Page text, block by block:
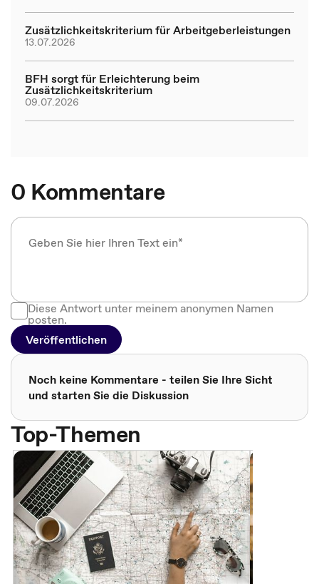
Zusätzlichkeitskriterium für Arbeitgeberleistungen
13.07.2026
BFH sorgt für Erleichterung beim
Zusätzlichkeitskriterium
09.07.2026
0 Kommentare
Diese Antwort unter meinem anonymen Namen
posten.
Veröffentlichen
Noch keine Kommentare - teilen Sie Ihre Sicht
und starten Sie die Diskussion
Top-Themen